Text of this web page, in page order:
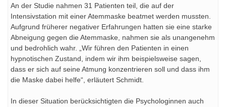
An der Studie nahmen 31 Patienten teil, die auf der
Intensivstation mit einer Atemmaske beatmet werden mussten.
Aufgrund früherer negativer Erfahrungen hatten sie eine starke
Abneigung gegen die Atemmaske, nahmen sie als unangenehm
und bedrohlich wahr. „Wir führen den Patienten in einen
hypnotischen Zustand, indem wir ihm beispielsweise sagen,
dass er sich auf seine Atmung konzentrieren soll und dass ihm
die Maske dabei helfe“, erläutert Schmidt.
In dieser Situation berücksichtigten die Psychologinnen auch